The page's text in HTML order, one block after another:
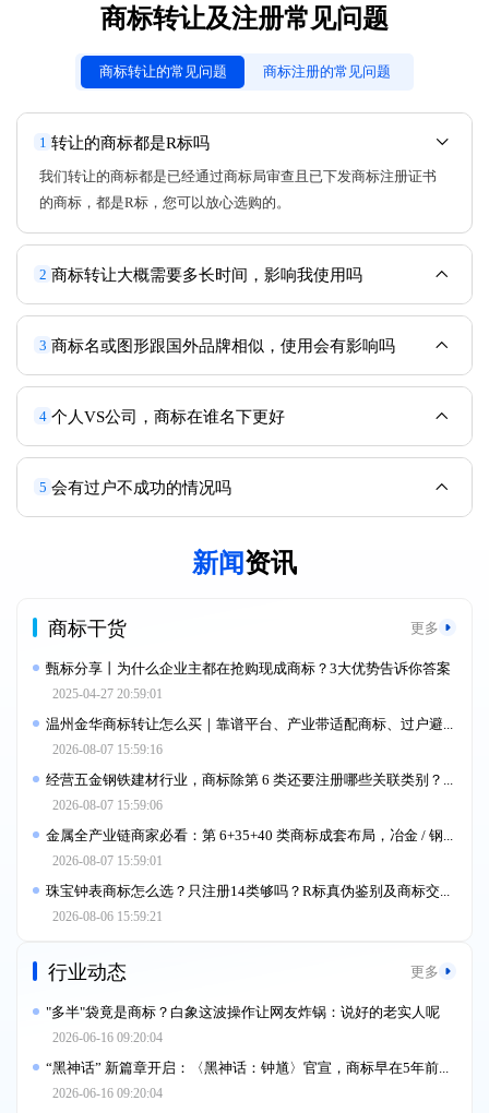
商标转让及注册常见问题
商标转让的常见问题 商标注册的常见问题
1 转让的商标都是R标吗
我们转让的商标都是已经通过商标局审查且已下发商标注册证书
的商标，都是R标，您可以放心选购的。
2 商标转让大概需要多长时间，影响我使用吗
3 商标名或图形跟国外品牌相似，使用会有影响吗
4 个人VS公司，商标在谁名下更好
5 会有过户不成功的情况吗
新闻资讯
商标干货 更多
甄标分享丨为什么企业主都在抢购现成商标？3大优势告诉你答案
2025-04-27 20:59:01
温州金华商标转让怎么买｜靠谱平台、产业带适配商标、过户避坑全指引
2026-08-07 15:59:16
经营五金钢铁建材行业，商标除第 6 类还要注册哪些关联类别？完整 R 标选购方法与转让平台
2026-08-07 15:59:06
金属全产业链商家必看：第 6+35+40 类商标成套布局，冶金 / 钢结构 / 五金型材组合买标核心逻辑是什么
2026-08-07 15:59:01
珠宝钟表商标怎么选？只注册14类够吗？R标真伪鉴别及商标交易平台对比
2026-08-06 15:59:21
行业动态 更多
"多半"袋竟是商标？白象这波操作让网友炸锅：说好的老实人呢
2026-06-16 09:20:04
“黑神话” 新篇章开启：〈黑神话：钟馗〉官宣，商标早在5年前就已注册
2026-06-16 09:20:04